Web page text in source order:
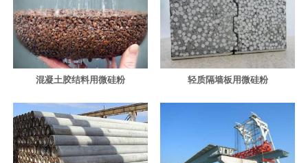
混凝土胶结料用微硅粉 轻质隔墙板用微硅粉